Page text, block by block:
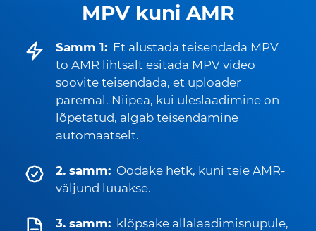
MPV kuni AMR
Samm 1: Et alustada teisendada MPV
to AMR lihtsalt esitada MPV video
soovite teisendada, et uploader
paremal. Niipea, kui üleslaadimine on
lõpetatud, algab teisendamine
automaatselt.
2. samm: Oodake hetk, kuni teie AMR-
väljund luuakse.
3. samm: klõpsake allalaadimisnupule,